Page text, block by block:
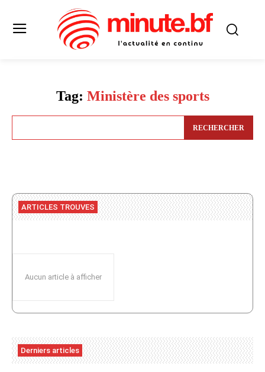
Tag: Ministère des sports
RECHERCHER
ARTICLES TROUVES
Aucun article à afficher
Derniers articles